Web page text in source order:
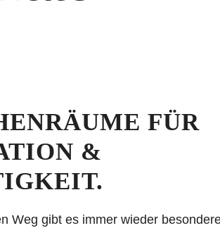
FÜR
&
Weg gibt es immer wieder